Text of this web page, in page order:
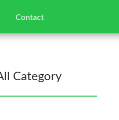
Contact
Category